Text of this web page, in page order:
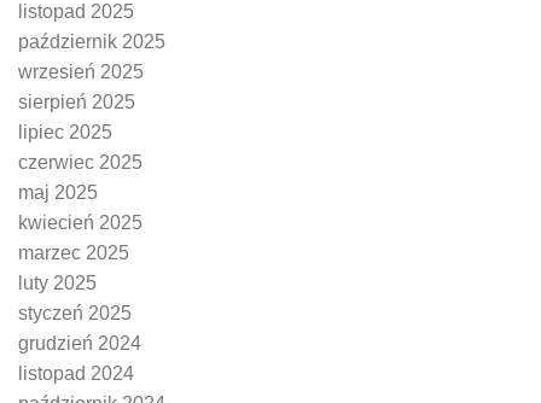
listopad 2025
październik 2025
wrzesień 2025
sierpień 2025
lipiec 2025
czerwiec 2025
maj 2025
kwiecień 2025
marzec 2025
luty 2025
styczeń 2025
grudzień 2024
listopad 2024